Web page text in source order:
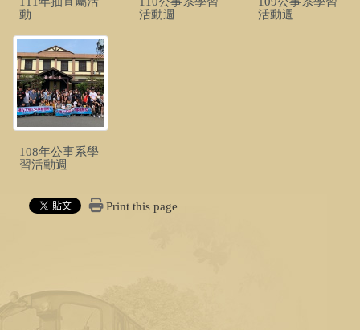
動
活動週
活動週
108年公事系學
習活動週
Print this page